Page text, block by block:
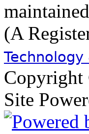
(A
Site